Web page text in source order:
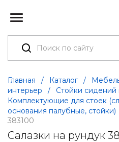
Главная / Каталог /
интерьер
/ Стойки
Комплектующие для стоек
основания палубные, стойки)
383100
Салазки на рундук